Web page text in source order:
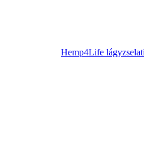
Hemp4Life